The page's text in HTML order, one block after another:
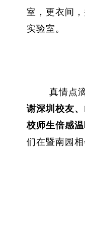
室，更衣间
实验室。
真情点
谢深圳校友
校师生倍感
们在暨南园相